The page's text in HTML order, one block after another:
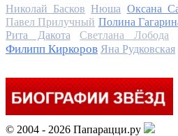
Николай Басков Нюша Оксана
Павел Прилучный Полина
Рита Дакота
Светлана Лобода
Филипп Киркоров Яна Рудковская
© 2004 - 2026 Папарацци.ру